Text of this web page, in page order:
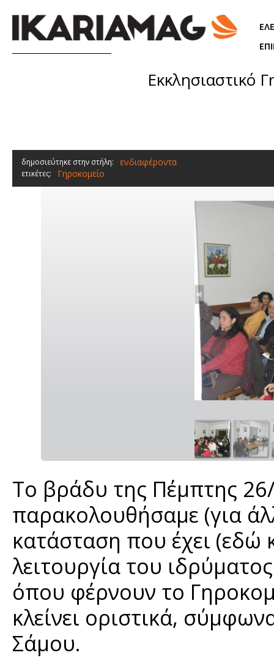
Εκκλησιαστικό
δημοσιεύτηκε στην στήλη: ενδιαφέροντα
ετικέτες: Γηροκομείο
Το βράδυ της Πέμπτης
παρακολουθήσαμε (για
κατάσταση που έχει (εδώ
λειτουργία του ιδρύματος
όπου φέρνουν το
κλείνει οριστικά,
Σάμου.